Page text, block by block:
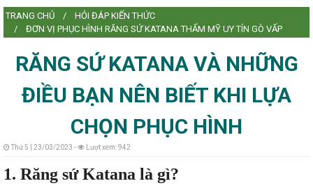
TRANG CHỦ
HỎI ĐÁP KIẾN THỨC
ĐƠN VỊ PHỤC HÌNH RĂNG SỨ KATANA THẨM MỸ UY TÍN GÒ VẤP
RĂNG SỨ KATANA VÀ NHỮNG
ĐIỀU BẠN NÊN BIẾT KHI LỰA
CHỌN PHỤC HÌNH
Thứ 5 | 23/03/2023 - Lượt xem: 942
1. Răng sứ Katana là gì?